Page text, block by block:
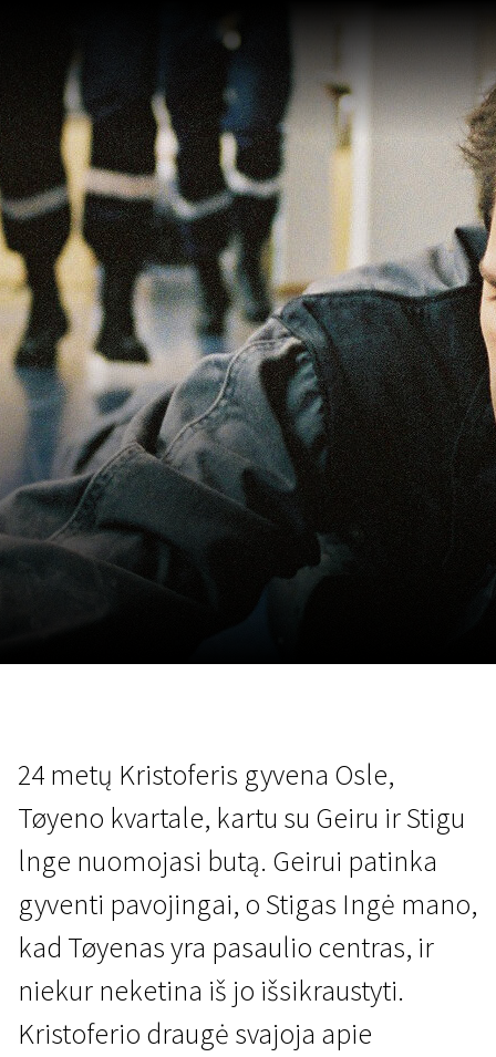
24 metų Kristoferis gyvena Osle,
Tøyeno kvartale, kartu su Geiru ir Stigu
lnge nuomojasi butą. Geirui patinka
gyventi pavojingai, o Stigas Ingė mano,
kad Tøyenas yra pasaulio centras, ir
niekur neketina iš jo išsikraustyti.
Kristoferio draugė svajoja apie